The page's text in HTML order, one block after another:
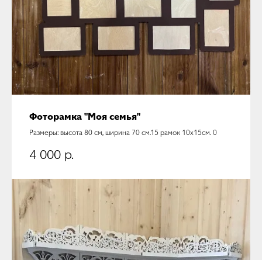
Фоторамка "Моя семья"
Размеры: высота 80 см, ширина 70 см.15 рамок 10х15см. 0
4 000 р.